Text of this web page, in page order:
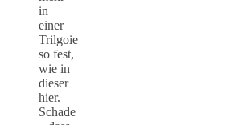
in
einer
Trilgoie
so fest,
wie in
dieser
hier.
Schade